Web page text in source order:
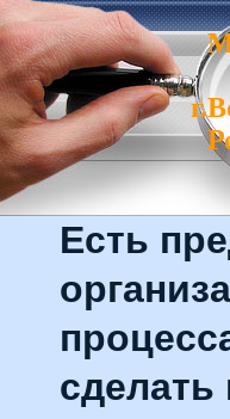
Есть